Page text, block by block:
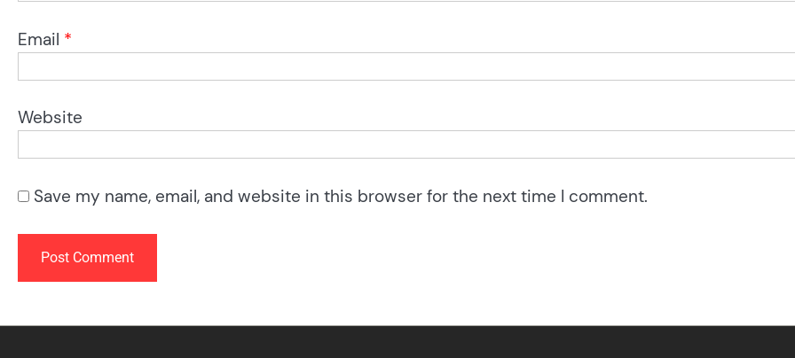
Email *
Website
Save my name, email, and website in this browser for the next time I comment.